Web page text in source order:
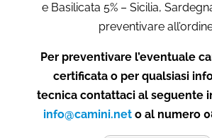
e Basilicata 5% – Sicilia,
preventivare
Per preventivare l’eventuale
certificata o per qualsiasi
tecnica contattaci al seguente
info@camini.neto al numero